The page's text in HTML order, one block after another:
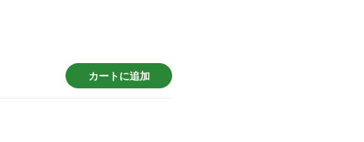
カートに追加